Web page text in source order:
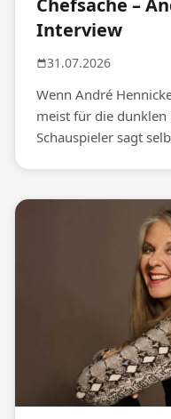
Chefsache –
Interview
31.07.2026
Wenn André
meist für die dunklen
Schauspieler sagt